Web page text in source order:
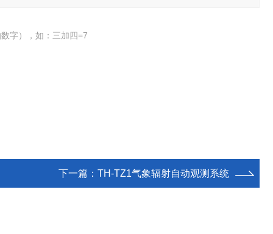
字），如：三加四=7
下一篇： TH-TZ1气象辐射自动观测系统